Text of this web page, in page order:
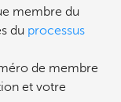
membre du
du processus
de membre
et votre